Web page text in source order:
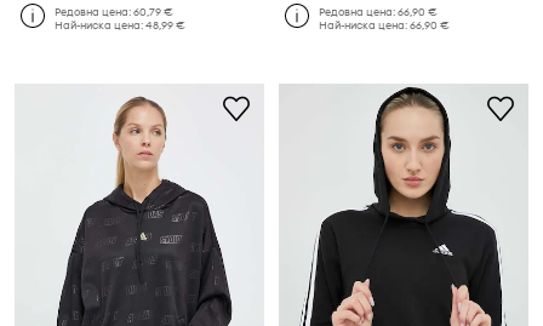
Редовна цена:60,79 €
Най-ниска цена:48,99 €
Редовна цена:66,90 €
Най-ниска цена:66,90 €